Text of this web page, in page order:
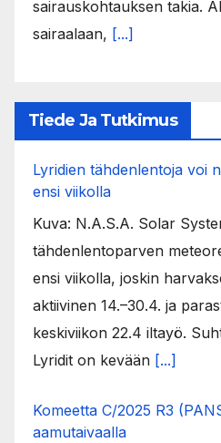
sairauskohtauksen takia.
sairaalaan, [...]
Tiede Ja Tutkimus
Lyridien tähdenlentoja voi
ensi viikolla
Kuva: N.A.S.A. Solar
tähdenlentoparven
ensi viikolla, joskin
aktiivinen 14.–30.4. ja
keskiviikon 22.4 iltayö.
Lyridit on kevään [...]
Komeetta C/2025 R3
aamutaivaalla